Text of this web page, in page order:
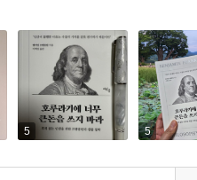
책은 그런 충고를 낡은 잔소
게 만들어줄 것이다. 인생을
서 있는 사람이라면 프랭클린
마 이것일지 모른다. “나이가
진실을.
지폐의 주인공으로 여전히 살아
5 5